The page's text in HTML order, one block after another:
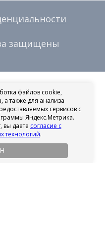
защищены
файлов cookie,
а также для анализа
сервисов с
Яндекс.Метрика.
вы даете согласие с
технологий.